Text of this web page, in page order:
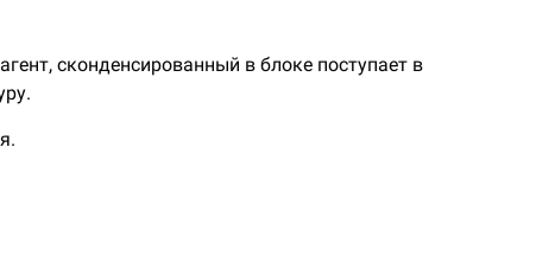
сконденсированный в блоке поступает в